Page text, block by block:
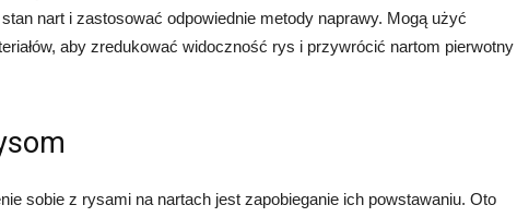
nart i zastosować odpowiednie metody naprawy. Mogą użyć
aby zredukować widoczność rys i przywrócić nartom pierwotny
sobie z rysami na nartach jest zapobieganie ich powstawaniu. Oto